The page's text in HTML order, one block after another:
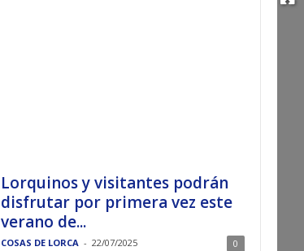
Lorquinos y visitantes podrán
disfrutar por primera vez este
verano de...
COSAS DE LORCA - 22/07/2025 0